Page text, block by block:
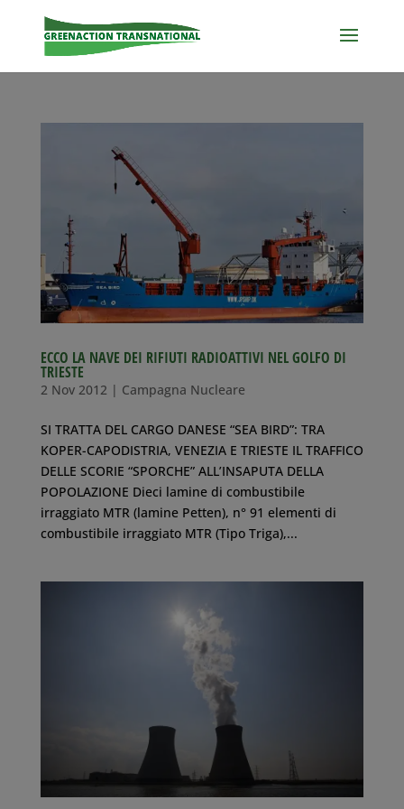
ECCO LA NAVE DEI RIFIUTI RADIOATTIVI NEL GOLFO DI
TRIESTE
2 Nov 2012| Campagna Nucleare
SI TRATTA DEL CARGO DANESE “SEA BIRD”: TRA
KOPER-CAPODISTRIA, VENEZIA E TRIESTE IL TRAFFICO
DELLE SCORIE “SPORCHE” ALL’INSAPUTA DELLA
POPOLAZIONE Dieci lamine di combustibile
irraggiato MTR (lamine Petten), n° 91 elementi di
combustibile irraggiato MTR (Tipo Triga),...